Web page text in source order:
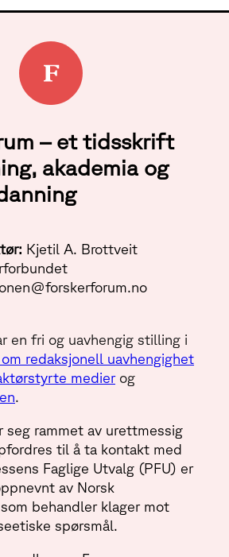
– et tidsskrift
akademia og
Kjetil A. Brottveit
en fri og uavhengig stilling i
redaksjonell uavhengighet
medierog
.
seg rammet av urettmessig
til å ta kontakt med
Faglige Utvalg (PFU) er
av Norsk
behandler klager mot
spørsmål.